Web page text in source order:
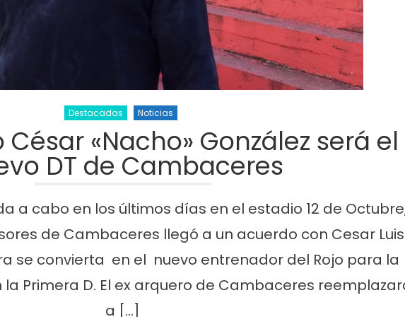
Destacadas Noticias
César «Nacho» González será el
DT de Cambaceres
a cabo en los últimos días en el estadio 12 de
de Cambaceres llegó a un acuerdo con Cesar Luis
se convierta en el nuevo entrenador del Rojo para la
Primera D. El ex arquero de Cambaceres
a […]
años con guiso de lentejas y
carnaval
clases gratuitas y tarde de